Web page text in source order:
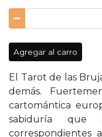
Agregar al carro
El Tarot de las
demás.
cartomántica
sabiduría
correspondientes